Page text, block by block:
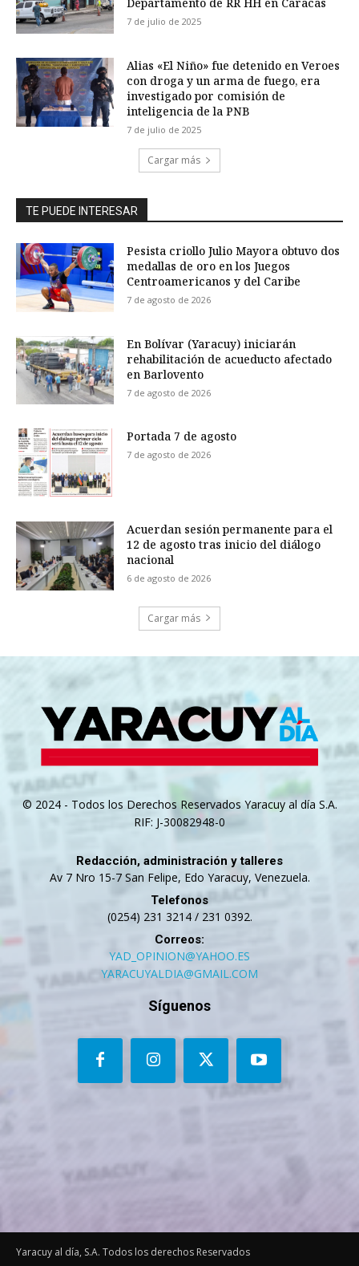
Departamento de RR HH en Caracas
7 de julio de 2025
Alias «El Niño» fue detenido en Veroes
con droga y un arma de fuego, era
investigado por comisión de
inteligencia de la PNB
7 de julio de 2025
Cargar más
TE PUEDE INTERESAR
Pesista criollo Julio Mayora obtuvo dos
medallas de oro en los Juegos
Centroamericanos y del Caribe
7 de agosto de 2026
En Bolívar (Yaracuy) iniciarán
rehabilitación de acueducto afectado
en Barlovento
7 de agosto de 2026
Portada 7 de agosto
7 de agosto de 2026
Acuerdan sesión permanente para el
12 de agosto tras inicio del diálogo
nacional
6 de agosto de 2026
Cargar más
© 2024 - Todos los Derechos Reservados Yaracuy al día S.A.
RIF: J-30082948-0
Redacción, administración y talleres
Av 7 Nro 15-7 San Felipe, Edo Yaracuy, Venezuela.
Telefonos
(0254) 231 3214 / 231 0392.
Correos:
YAD_OPINION@YAHOO.ES
YARACUYALDIA@GMAIL.COM
Síguenos
Yaracuy al día, S.A. Todos los derechos Reservados